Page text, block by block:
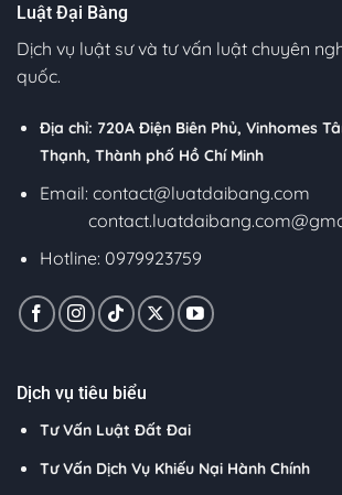
Luật Đại Bàng
Dịch vụ luật sư và tư vấn luật chuyên
quốc.
Địa chỉ: 720A Điện Biên Phủ, Vinhomes
Thạnh, Thành phố Hồ Chí Minh
Email: contact@luatdaibang.com
Hotline: 0979923759
Dịch vụ tiêu biểu
Tư Vấn Luật Đất Đai
Tư Vấn Dịch Vụ Khiếu Nại Hành Chính